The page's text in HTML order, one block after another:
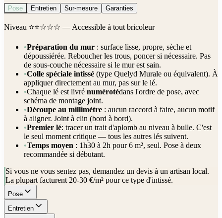
Pose Entretien Sur-mesure Garanties
Niveau ⭐⭐☆☆☆ — Accessible à tout bricoleur
•Préparation du mur : surface lisse, propre, sèche et
dépoussiérée. Reboucher les trous, poncer si nécessaire. Pas
de sous-couche nécessaire si le mur est sain.
•Colle spéciale intissé (type Quelyd Murale ou équivalent). À
appliquer directement au mur, pas sur le lé.
•Chaque lé est livré numérotédans l'ordre de pose, avec
schéma de montage joint.
•Découpe au millimètre : aucun raccord à faire, aucun motif
à aligner. Joint à clin (bord à bord).
•Premier lé: tracer un trait d'aplomb au niveau à bulle. C'est
le seul moment critique — tous les autres lés suivent.
•Temps moyen : 1h30 à 2h pour 6 m², seul. Pose à deux
recommandée si débutant.
Si vous ne vous sentez pas, demandez un devis à un artisan local.
La plupart facturent 20-30 €/m² pour ce type d'intissé.
Pose
Entretien